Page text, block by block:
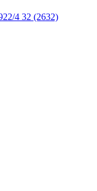
4 32 (2632)